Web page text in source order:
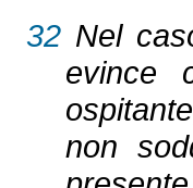
32 Nel
evince
non